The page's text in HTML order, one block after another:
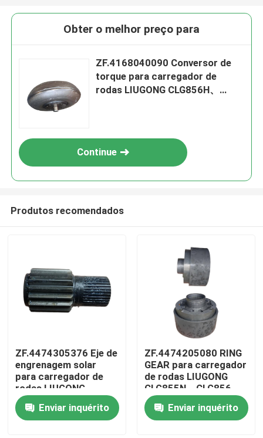
Casa
Produtos
Obter o melhor preço para
ZF.4168040090 Conversor de
torque para carregador de
rodas LIUGONG CLG856H、
Continue
Produtos recomendados
ZF.4474305376 Eje de
engrenagem solar
para carregador de
rodas LIUGONG
ZL50C、ZL50CN、
850H、855、855N、
856、856H LW500F、
Enviar inquérito
ZF.4474205080 RING
GEAR para carregador
de rodas LIUGONG
CLG855N、CLG856、
CLG856H、CLG835、
CLG842 Transmissão
4WG180/4WG200
Enviar inquérito